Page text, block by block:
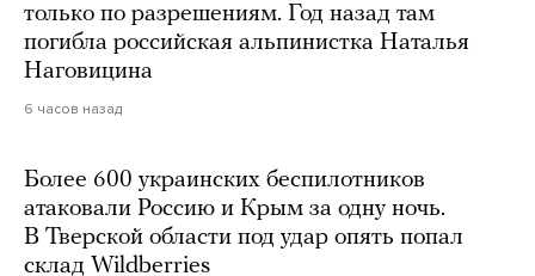
только по разрешениям. Год назад там
погибла российская альпинистка Наталья
Наговицина
6 часов назад
Более 600 украинских беспилотников
атаковали Россию и Крым за одну ночь.
В Тверской области под удар опять попал
склад Wildberries